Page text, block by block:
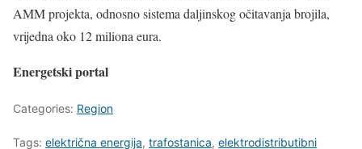
AMM projekta, odnosno sistema daljinskog očitavanja brojila,
vrijedna oko 12 miliona eura.
Energetski portal
Categories: Region
Tags: električna energija, trafostanica, elektrodistributibni